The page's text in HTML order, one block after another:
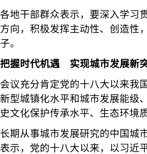
各地干部群众表示，要深入学习
方向，积极发挥主动性、创造性
子。
把握时代机遇 实现城市发展新
会议充分肯定党的十八大以来我
新型城镇化水平和城市发展能级
史文化保护传承水平、生态环境
长期从事城市发展研究的中国城
表示，党的十八大以来，以习近